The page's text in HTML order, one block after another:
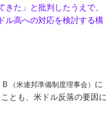
た」と批判したうえで、
ル高への対応を検討する構
（米連邦準備制度理事会） に
とも、米ドル反落の要因に